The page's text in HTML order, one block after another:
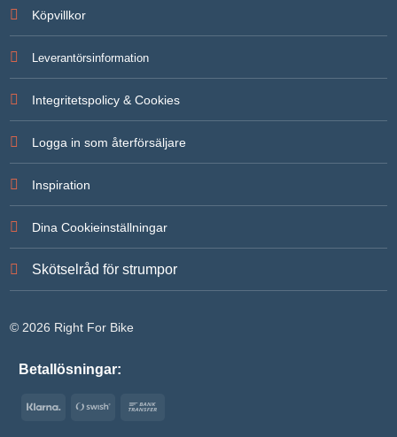
Köpvillkor
Leverantörsinformation
Integritetspolicy & Cookies
Logga in som återförsäljare
Inspiration
Dina Cookieinställningar
Skötselråd för strumpor
© 2026 Right For Bike
Betallösningar:
Klarna
Swish